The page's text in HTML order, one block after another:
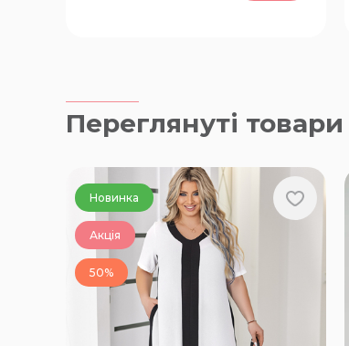
Переглянуті товари
Новинка
Акція
50%